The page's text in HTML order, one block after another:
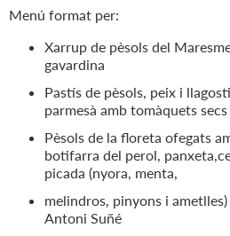
Menú format per:
Xarrup de pèsols del
gavardina
Pastís de pèsols, peix i
parmesà amb tomàquets
Pèsols de la floreta ofegats
botifarra del perol,
picada (nyora, menta,
melindros, pinyons i
Antoni Suñé